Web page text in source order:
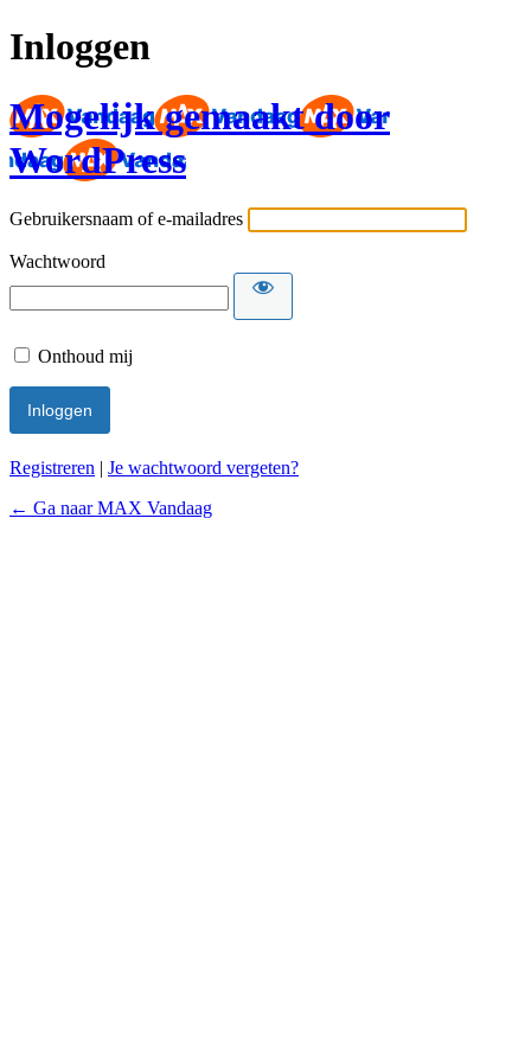
Inloggen
Mogelijk gemaakt door
WordPress
Gebruikersnaam of e-mailadres
Wachtwoord
Onthoud mij
Registreren | Je wachtwoord vergeten?
← Ga naar MAX Vandaag